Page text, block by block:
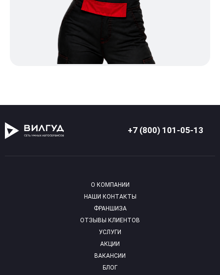
+7 (800) 101-05-13
О КОМПАНИИ
НАШИ КОНТАКТЫ
ФРАНШИЗА
ОТЗЫВЫ КЛИЕНТОВ
УСЛУГИ
АКЦИИ
ВАКАНСИИ
БЛОГ